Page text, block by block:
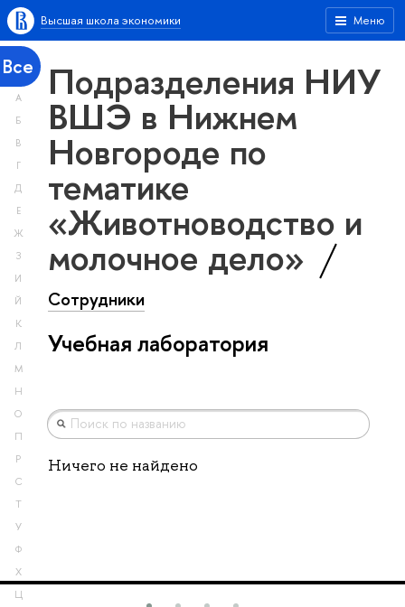
Меню
Высшая школа экономики
Все
А
Б
В
Г
Д
Е
Ж
З
И
Й
К
Л
М
Н
О
П
Р
С
Т
У
Ф
Х
Ц
Подразделения НИУ
ВШЭ в Нижнем
Новгороде по
тематике
«Животноводство и
молочное дело»
Сотрудники
Учебная лаборатория
Ничего не найдено